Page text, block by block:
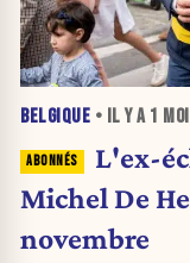
BELGIQUE • IL Y A 1
L'ex-
Michel De
novembre